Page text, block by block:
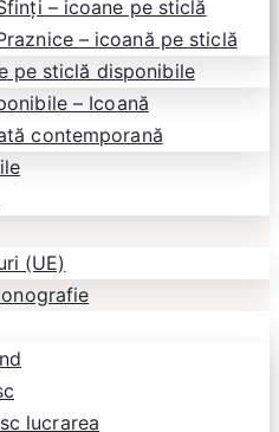
– icoane pe sticlă
– icoană pe sticlă
pe sticlă disponibile
– Icoană
contemporană
(UE)
lucrarea